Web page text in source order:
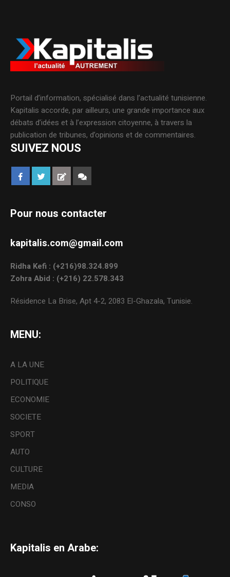
Portail d’information, spécialisé dans l’actualité tunisienne.
Kapitalis accorde, par ailleurs, une grande importance aux
débats d’idées et à l’expression citoyenne, à travers la
publication de tribunes, d’opinions et de commentaires.
SUIVEZ NOUS
Pour nous contacter
kapitalis.com@gmail.com
Ridha Kefi : (+216)98.324.899
Zohra Abid : (+216) 22.578.343
Résidence La Brise, Apt 4-2, 2083 El-Ghazala, Tunisie.
MENU:
A LA UNE
POLITIQUE
ECONOMIE
SOCIETE
SPORT
AUTO
CULTURE
MEDIA
CONSO
Kapitalis en Arabe: